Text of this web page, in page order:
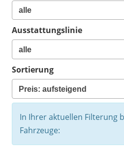
Ausstattungslinie
Sortierung
In Ihrer aktuellen Filterung
Fahrzeuge: